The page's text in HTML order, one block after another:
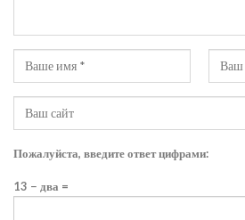
Пожалуйста, введите ответ цифрами:
13 − два =